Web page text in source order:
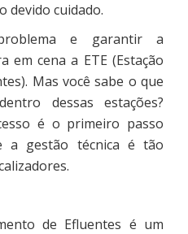
devido cuidado.
e garantir a
em cena a ETE (Estação
Mas você sabe o que
dessas estações?
é o primeiro passo
a gestão técnica é tão
de Efluentes é um